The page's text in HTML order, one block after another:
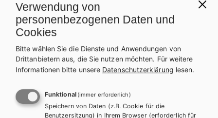
Service Team
zur Verfügung.
Verwendung von
personenbezogenen Daten und
Cookies
Bitte wählen Sie die Dienste und Anwendungen von
Drittanbietern aus, die Sie nutzen möchten. Für weitere
Informationen bitte unsere Datenschutzerklärung lesen.
Funktional (immer erforderlich)
Speichern von Daten (z.B. Cookie für die
Benutzersitzung) in Ihrem Browser (erforderlich für